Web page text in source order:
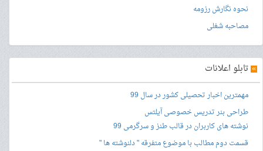
نحوه نگارش رزومه
مصاحبه شغلی
» تابلو اعلانات
مهمترین اخبار تحصیلی کشور در سال 99
طراحی بنرتدریس خصوصی آیلتس
نوشته های کاربران در قالب طنز و سرگرمی 99
قسمت دوم مطالب با موضوع متفرقه " دلنوشته ها "